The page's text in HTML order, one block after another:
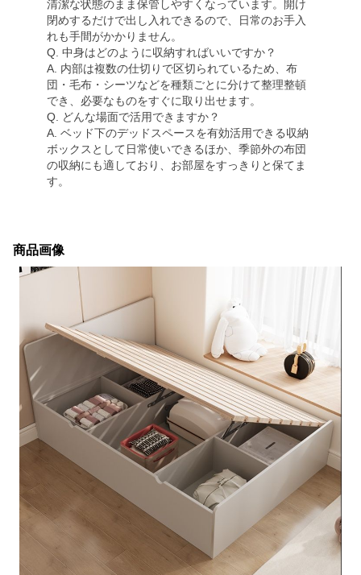
清潔な状態のまま保管しやすくなっています。開け
閉めするだけで出し入れできるので、日常のお手入
れも手間がかかりません。
Q. 中身はどのように収納すればいいですか？
A. 内部は複数の仕切りで区切られているため、布
団・毛布・シーツなどを種類ごとに分けて整理整頓
でき、必要なものをすぐに取り出せます。
Q. どんな場面で活用できますか？
A. ベッド下のデッドスペースを有効活用できる収納
ボックスとして日常使いできるほか、季節外の布団
の収納にも適しており、お部屋をすっきりと保てま
す。
商品画像